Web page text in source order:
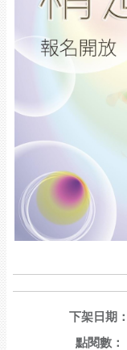
下架日期：
點閱數：